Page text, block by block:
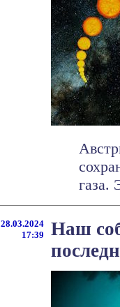
газа.
28.03.2024
17:39
Наш